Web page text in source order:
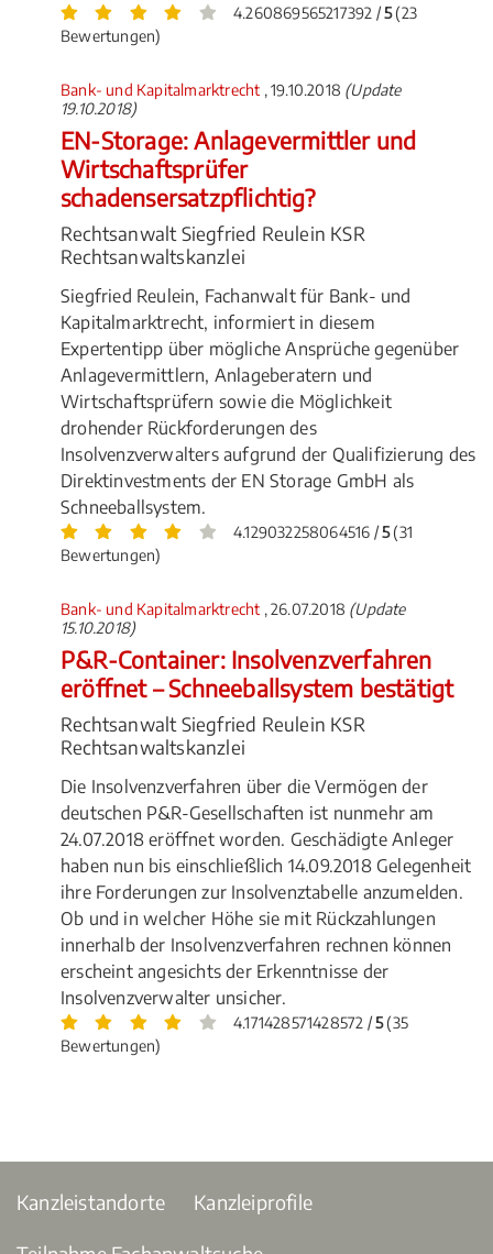
4.260869565217392 /5(23
Bewertungen)
Bank- und Kapitalmarktrecht , 19.10.2018 (Update
19.10.2018)
EN-Storage: Anlagevermittler und
Wirtschaftsprüfer
schadensersatzpflichtig?
Rechtsanwalt Siegfried Reulein KSR
Rechtsanwaltskanzlei
Siegfried Reulein, Fachanwalt für Bank- und
Kapitalmarktrecht, informiert in diesem
Expertentipp über mögliche Ansprüche gegenüber
Anlagevermittlern, Anlageberatern und
Wirtschaftsprüfern sowie die Möglichkeit
drohender Rückforderungen des
Insolvenzverwalters aufgrund der Qualifizierung des
Direktinvestments der EN Storage GmbH als
Schneeballsystem.
4.129032258064516 /5(31
Bewertungen)
Bank- und Kapitalmarktrecht , 26.07.2018 (Update
15.10.2018)
P&R-Container: Insolvenzverfahren
eröffnet – Schneeballsystem bestätigt
Rechtsanwalt Siegfried Reulein KSR
Rechtsanwaltskanzlei
Die Insolvenzverfahren über die Vermögen der
deutschen P&R-Gesellschaften ist nunmehr am
24.07.2018 eröffnet worden. Geschädigte Anleger
haben nun bis einschließlich 14.09.2018 Gelegenheit
ihre Forderungen zur Insolvenztabelle anzumelden.
Ob und in welcher Höhe sie mit Rückzahlungen
innerhalb der Insolvenzverfahren rechnen können
erscheint angesichts der Erkenntnisse der
Insolvenzverwalter unsicher.
4.171428571428572 /5(35
Bewertungen)
Kanzleistandorte Kanzleiprofile